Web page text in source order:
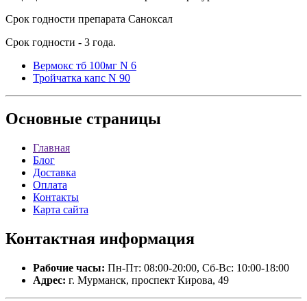
Срок годности препарата Саноксал
Срок годности - 3 года.
Вермокс тб 100мг N 6
Тройчатка капс N 90
Основные страницы
Главная
Блог
Доставка
Оплата
Контакты
Карта сайта
Контактная информация
Рабочие часы: Пн-Пт: 08:00-20:00, Сб-Вс: 10:00-18:00
Адрес: г. Мурманск, проспект Кирова, 49